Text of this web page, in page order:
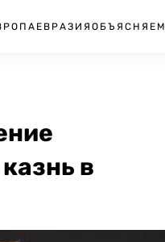
ЕВРАЗИЯ ОБЪЯСНЯЕМ
в